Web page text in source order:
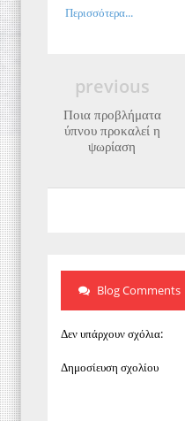
Περισσότερα...
previous
Ποια προβλήματα
ύπνου προκαλεί η
ψωρίαση
Blog Comments
Δεν υπάρχουν σχόλια:
Δημοσίευση σχολίου